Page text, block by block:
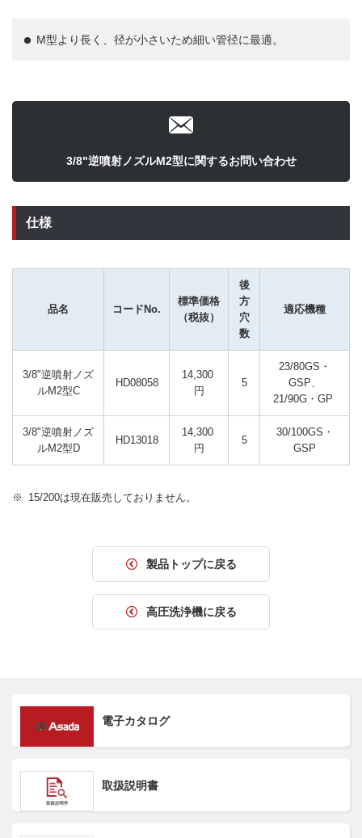
M型より長く、径が小さいため細い管径に最適。
3/8"逆噴射ノズルM2型に関するお問い合わせ
仕様
品名 コードNo.
標準価格
（税抜）
後
方
穴
数
適応機種
3/8"逆噴射ノズ
ルM2型C
HD08058
14,300
円
5
23/80GS・
GSP、
21/90G・GP
3/8"逆噴射ノズ
ルM2型D
HD13018
14,300
円
5
30/100GS・
GSP
15/200は現在販売しておりません。
製品トップに戻る
高圧洗浄機に戻る
電子カタログ
取扱説明書